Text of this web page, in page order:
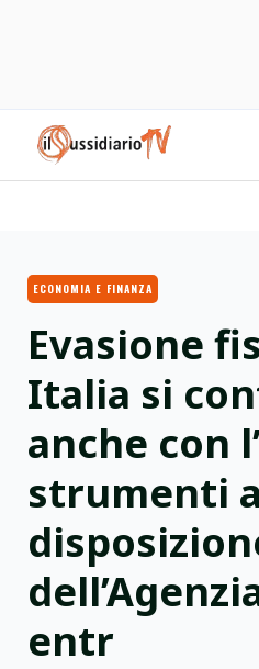
IlSussidiario TV
ECONOMIA E FINANZA
Evasione
Italia si
anche con
strumenti a
entr